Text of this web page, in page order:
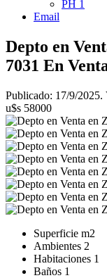
PH 1
Email
Depto en
7031 En
Publicado: 17/9/2025.
u$s 58000
Superficie m2
Ambientes 2
Habitaciones 1
Baños 1